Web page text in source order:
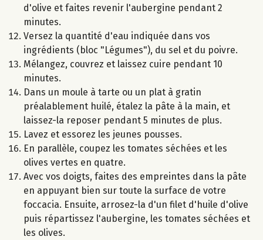
d'olive et faites revenir l'aubergine pendant 2
minutes.
Versez la quantité d'eau indiquée dans vos
ingrédients (bloc "Légumes"), du sel et du poivre.
Mélangez, couvrez et laissez cuire pendant 10
minutes.
Dans un moule à tarte ou un plat à gratin
préalablement huilé, étalez la pâte à la main, et
laissez-la reposer pendant 5 minutes de plus.
Lavez et essorez les jeunes pousses.
En parallèle, coupez les tomates séchées et les
olives vertes en quatre.
Avec vos doigts, faites des empreintes dans la pâte
en appuyant bien sur toute la surface de votre
foccacia. Ensuite, arrosez-la d'un filet d'huile d'olive
puis répartissez l'aubergine, les tomates séchées et
les olives.